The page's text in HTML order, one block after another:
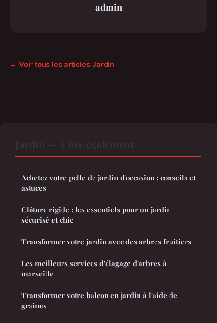
admin
← Voir tous les articles Jardin
Achetez votre pelle de jardin d'occasion : conseils et
astuces
Clôture rigide : les essentiels pour un jardin
sécurisé et chic
Transformer votre jardin avec des arbres fruitiers
Les meilleurs services d'élagage d'arbres à
marseille
Transformer votre balcon en jardin à l'aide de
graines